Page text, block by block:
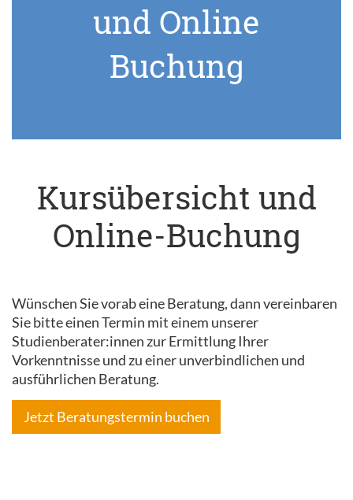
und Online
Buchung
Kursübersicht und
Online-Buchung
Wünschen Sie vorab eine Beratung, dann vereinbaren
Sie bitte einen Termin mit einem unserer
Studienberater:innen zur Ermittlung Ihrer
Vorkenntnisse und zu einer unverbindlichen und
ausführlichen Beratung.
Jetzt Beratungstermin buchen